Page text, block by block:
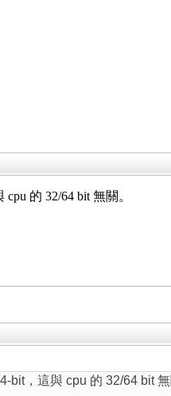
的 32/64 bit 無關。
，這與 cpu 的 32/64 bit 無